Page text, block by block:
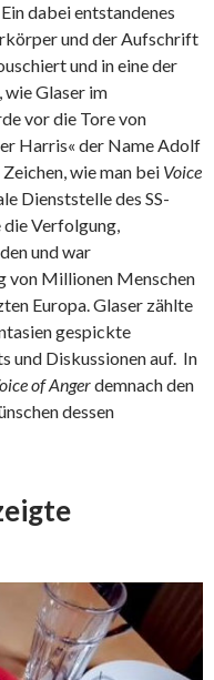
dabei entstandenes
und der Aufschrift
und in eine der
Glaser im
vor die Tore von
Harris« der Name Adolf
wie man bei Voice
Dienststelle des SS-
Verfolgung,
und war
von Millionen Menschen
Europa. Glaser zählte
gespickte
und Diskussionen auf. In
of Angerdemnach den
dessen